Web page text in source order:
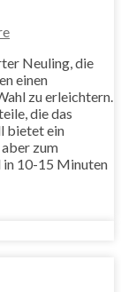
Neuling, die
einen
zu erleichtern.
die das
bietet ein
zum
in 10-15 Minuten